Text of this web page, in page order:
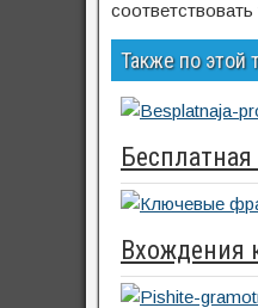
соответствовать
Также по этой
Вхождения